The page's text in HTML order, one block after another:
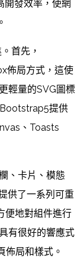
發效率，使網
首先，
佈局方式，這使
輕量的SVG圖標
提供
、Toasts
、卡片、模態
供了一系列可重
便地對組件進行
有很好的響應式
佈局和樣式。